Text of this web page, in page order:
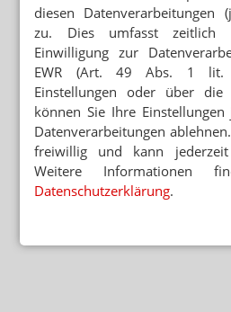
diesen Datenverarbeitungen
zu. Dies umfasst zeitlich
Einwilligung zur
EWR (Art. 49 Abs. 1 lit.
Einstellungen oder über die
können Sie Ihre
Datenverarbeitungen
freiwillig und kann
Weitere Informationen
Datenschutzerklärung.